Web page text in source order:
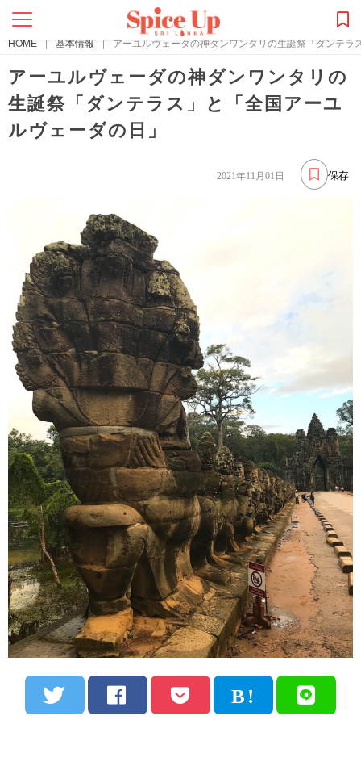
HOME | 基本情報 | アーユルヴェーダの神ダンワンタリの生誕祭「ダンテラ
アーユルヴェーダの神ダンワンタリの
生誕祭「ダンテラス」と「全国アーユ
ルヴェーダの日」
保存
2021年11月01日